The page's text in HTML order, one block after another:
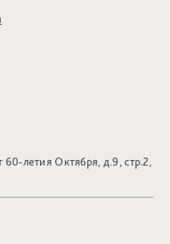
60-летия Октября, д.9, стр.2,